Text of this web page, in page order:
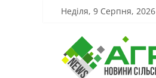
Неділя, 9 Серпня, 2026